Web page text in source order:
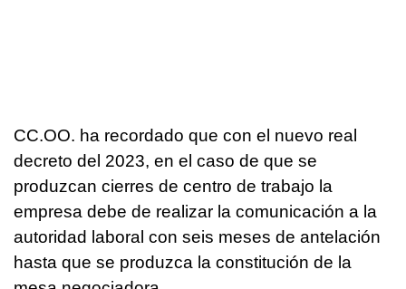
CC.OO. ha recordado que con el nuevo real
decreto del 2023, en el caso de que se
produzcan cierres de centro de trabajo la
empresa debe de realizar la comunicación a la
autoridad laboral con seis meses de antelación
hasta que se produzca la constitución de la